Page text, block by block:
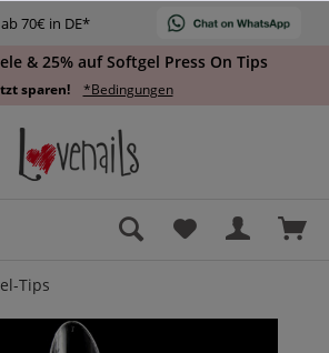
ab 70€ in DE*
& 25% auf Softgel Press On Tips
sparen! *Bedingungen
Tips